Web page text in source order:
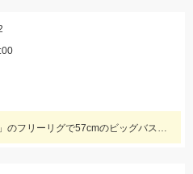
前回同様「OSP MMZデカ」のフリーリグで57cmのビッグバスをキャッチ！熱射病に注意して楽しみましょう！